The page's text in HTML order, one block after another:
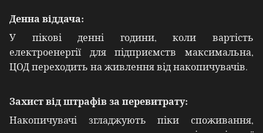
Денна віддача:
У пікові денні години, коли вартість
електроенергії для підприємств максимальна,
ЦОД переходить на живлення від накопичувачів.
Захист від штрафів за перевитрату:
Накопичувачі згладжують піки споживання,